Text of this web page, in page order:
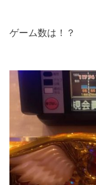
ゲーム数は！？